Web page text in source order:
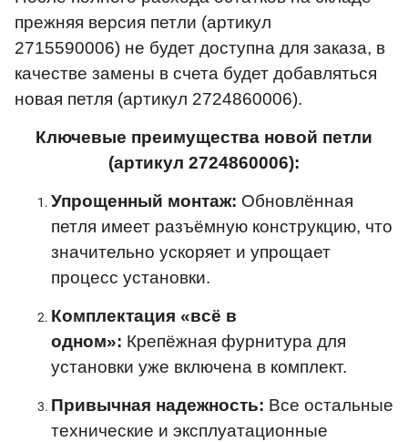
прежняя версия петли (артикул
2715590006) не будет доступна для заказа, в
качестве замены в счета будет добавляться
новая петля (артикул 2724860006).
Ключевые преимущества новой петли
(артикул 2724860006):
Упрощенный монтаж: Обновлённая
петля имеет разъёмную конструкцию, что
значительно ускоряет и упрощает
процесс установки.
Комплектация «всё в
одном»: Крепёжная фурнитура для
установки уже включена в комплект.
Привычная надежность: Все остальные
технические и эксплуатационные